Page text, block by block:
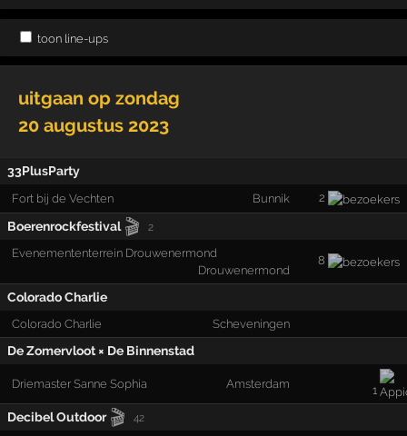
toon line-ups
uitgaan op zondag
20 augustus 2023
33PlusParty
Fort bij de Vechten Bunnik 2
Boerenrockfestival 🎬 2
Evenemententerrein Drouwenermond
Drouwenermond
8
Colorado Charlie
Colorado Charlie Scheveningen
De Zomervloot × De Binnenstad
Driemaster Sanne Sophia Amsterdam 1
Decibel Outdoor 🎬 42